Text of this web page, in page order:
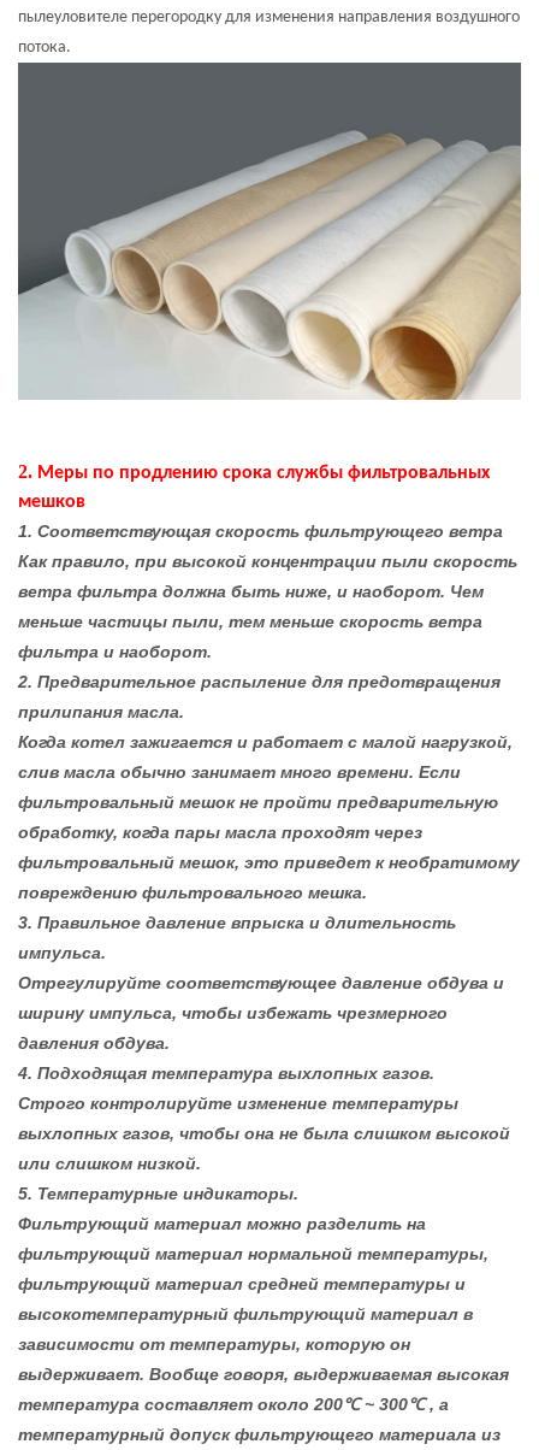
пылеуловителе перегородку для изменения направления воздушного
потока.
2. Меры по продлению срока службы фильтровальных
мешков
1. Соответствующая скорость фильтрующего ветра
Как правило, при высокой концентрации пыли скорость
ветра фильтра должна быть ниже, и наоборот. Чем
меньше частицы пыли, тем меньше скорость ветра
фильтра и наоборот.
2. Предварительное распыление для предотвращения
прилипания масла.
Когда котел зажигается и работает с малой нагрузкой,
слив масла обычно занимает много времени. Если
фильтровальный мешок не пройти предварительную
обработку, когда пары масла проходят через
фильтровальный мешок, это приведет к необратимому
повреждению фильтровального мешка.
3. Правильное давление впрыска и длительность
импульса.
Отрегулируйте соответствующее давление обдува и
ширину импульса, чтобы избежать чрезмерного
давления обдува.
4. Подходящая температура выхлопных газов.
Строго контролируйте изменение температуры
выхлопных газов, чтобы она не была слишком высокой
или слишком низкой.
5. Температурные индикаторы.
Фильтрующий материал можно разделить на
фильтрующий материал нормальной температуры,
фильтрующий материал средней температуры и
высокотемпературный фильтрующий материал в
зависимости от температуры, которую он
выдерживает. Вообще говоря, выдерживаемая высокая
температура составляет около 200℃~ 300℃, а
температурный допуск фильтрующего материала из